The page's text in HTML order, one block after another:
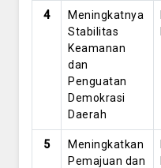
4
Meningkatnya
Stabilitas
Keamanan
dan
Penguatan
Demokrasi
Daerah
5
Meningkatkan
Pemajuan dan